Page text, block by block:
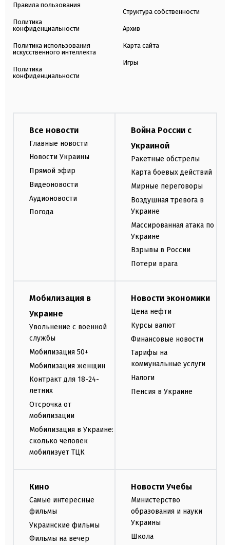
Правила пользования
Политика
конфиденциальности
Политика использования
искусственного интеллекта
Политика
конфиденциальности
Структура собственности
Архив
Карта сайта
Игры
Все новости
Главные новости
Новости Украины
Прямой эфир
Видеоновости
Аудионовости
Погода
Война России с
Украиной
Ракетные обстрелы
Карта боевых действий
Мирные переговоры
Воздушная тревога в
Украине
Массированная атака по
Украине
Взрывы в России
Потери врага
Мобилизация в
Украине
Увольнение с военной
службы
Мобилизация 50+
Мобилизация женщин
Контракт для 18-24-
летних
Отсрочка от
мобилизации
Мобилизация в Украине:
сколько человек
мобилизует ТЦК
Новости экономики
Цена нефти
Курсы валют
Финансовые новости
Тарифы на
коммунальные услуги
Налоги
Пенсия в Украине
Кино
Самые интересные
фильмы
Украинские фильмы
Фильмы на вечер
Новости Учебы
Министерство
образования и науки
Украины
Школа